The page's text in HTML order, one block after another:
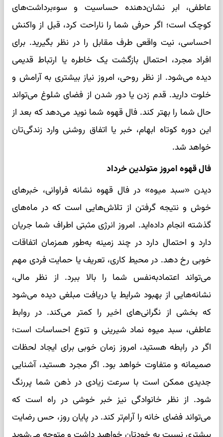
عاطفی، ابر نشان‌دهنده حساسیت و سوءبرداشت‌های
کوچک است؛ اگر حرفی شما را ناراحت کرد، قبل از واکنش
احساسی، نیت واقعی طرف مقابل را در نظر بگیرید. برای
افراد مجرد، احتمال بازگشت یک خاطره یا ارتباط قدیمی
دیده می‌شود. از نظر روحی، امروز نیاز بیشتری به آرامش و
خلوت دارید. قدم زدن یا دور شدن از فضای شلوغ می‌تواند
حال شما را بهتر کند. فال قهوه شما نوید می‌دهد که بعد از
این دوره کوتاه ابهام، خبر یا اتفاق روشنی وارد زندگی‌تان
خواهد شد.
فال قهوه امروز متولدین خرداد
دیدن «سبد میوه» در فال قهوه نشانه فراوانی، خبرهای
خوش و نتیجه گرفتن از تلاش‌هایی است که در ماه‌های
گذشته انجام داده‌اید. امروز انرژی مثبتی اطراف شما جریان
دارد و احتمال دارد در چند زمینه به‌طور همزمان اتفاقات
خوبی رخ دهد. در محیط کاری، تعریف یا حمایت فردی مهم
می‌تواند اعتمادبه‌نفس شما را بالا ببرد. از نظر مالی،
نشانه‌هایی از بهبود شرایط یا دریافت مبلغی دیده می‌شود
که بخشی از نگرانی‌های اخیر را کمتر می‌کند. در روابط
عاطفی، سبد میوه نماد شیرینی و تنوع احساسات است؛
اگر در رابطه هستید، امروز زمان خوبی برای ایجاد لحظات
صمیمانه و متفاوت خواهد بود. اگر مجرد هستید، آشنایی
جدیدی ممکن است با سرعت زیادی در ذهن شما پررنگ
شود. از نظر خانوادگی نیز خبر خوشی در راه است که
می‌تواند فضای خانه را آرام‌تر کند. در پایان روز، حس رضایت